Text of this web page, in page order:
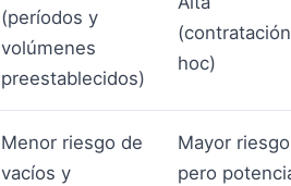
(períodos y
volúmenes
preestablecidos)
hoc)
Menor riesgo de
vacíos y
Mayor
pero